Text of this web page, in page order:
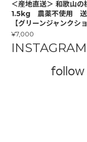
＜産地直送＞ 和歌山
1.5kg 農薬不使用 送
【グリーンジャンクショ
¥7,000
INSTAGRAM
follow